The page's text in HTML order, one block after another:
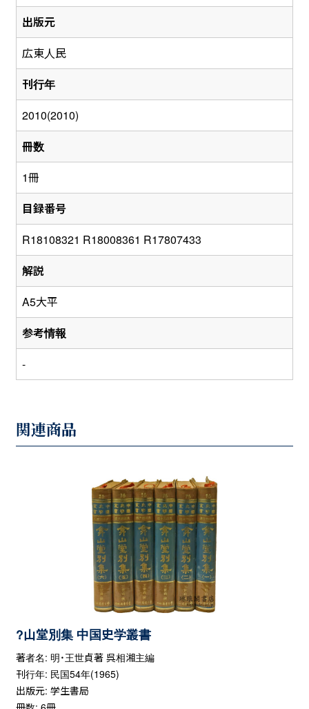
出版元
広東人民
刊行年
2010(2010)
冊数
1冊
目録番号
R18108321 R18008361 R17807433
解説
A5大平
参考情報
-
関連商品
?山堂別集 中国史学叢書
著者名: 明・王世貞著 呉相湘主編
刊行年: 民国54年(1965)
出版元: 学生書局